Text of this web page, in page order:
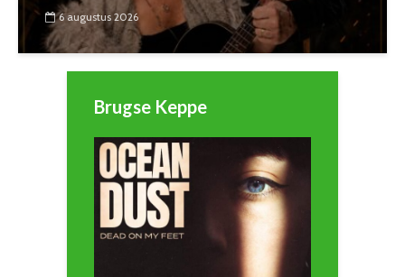
6 augustus 2026
Brugse Keppe